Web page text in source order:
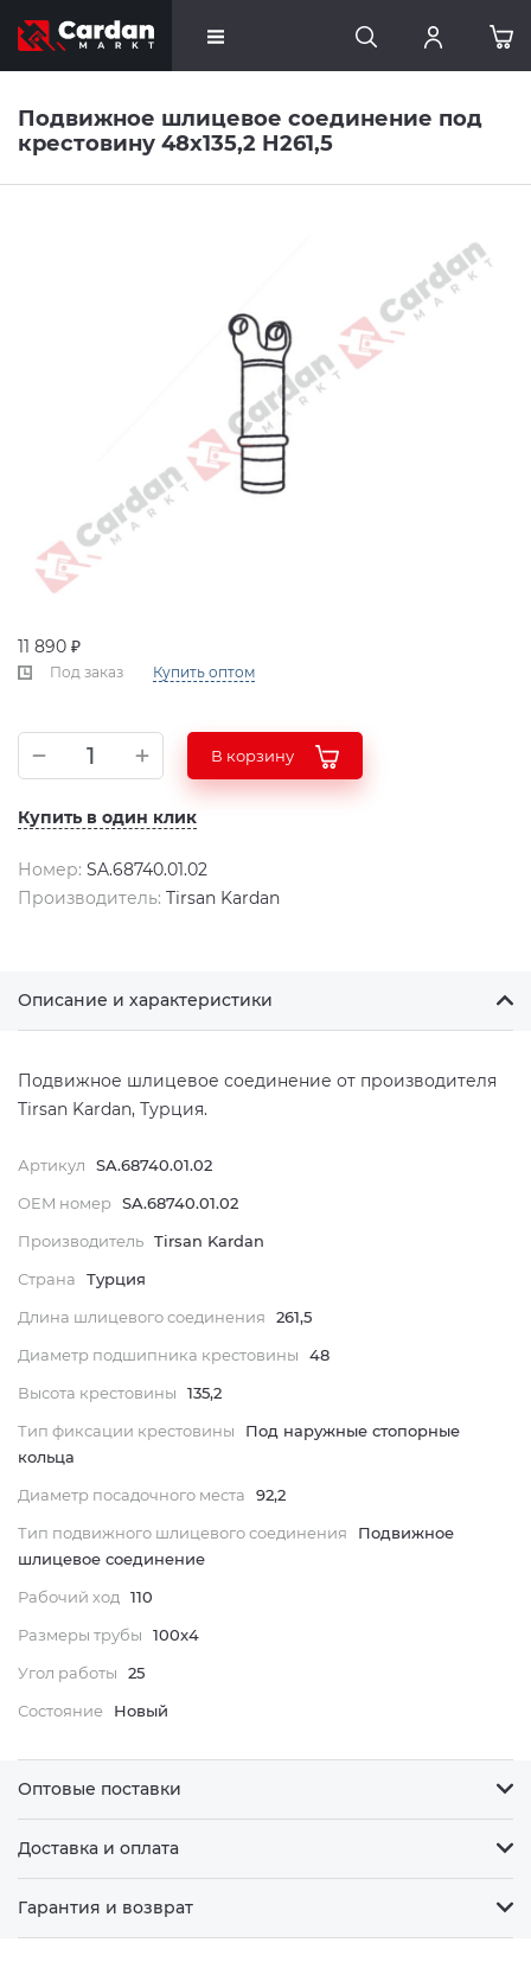
Подвижное шлицевое соединение под
крестовину 48x135,2 H261,5
11 890 ₽
Под заказ Купить оптом
В корзину
Купить в один клик
Номер: SA.68740.01.02
Производитель: Tirsan Kardan
Описание и характеристики
Подвижное шлицевое соединение от производителя
Tirsan Kardan, Турция.
Артикул
SA.68740.01.02
OEM номер SA.68740.01.02
Производитель Tirsan Kardan
Страна
Турция
Длина шлицевого соединения
261,5
Диаметр подшипника крестовины
48
Высота крестовины
135,2
Тип фиксации крестовины
Под наружные стопорные
кольца
Диаметр посадочного места
92,2
Тип подвижного шлицевого соединения
Подвижное
шлицевое соединение
Рабочий ход
110
Размеры трубы
100x4
Угол работы
25
Состояние
Новый
Оптовые поставки
Доставка и оплата
Гарантия и возврат